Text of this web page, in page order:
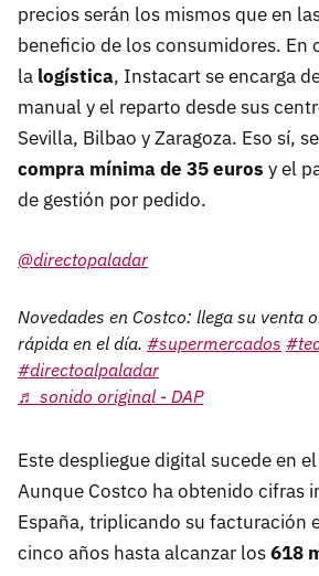
precios serán los mismos que en
beneficio de los consumidores. En
la logística, Instacart se encarga
manual y el reparto desde sus
Sevilla, Bilbao y Zaragoza. Eso sí,
compra mínima de 35 euros y el
de gestión por pedido.
@directopaladar
Novedades en Costco: llega su venta
rápida en el día. #supermercados
#directoalpaladar
♬ sonido original - DAP
Este despliegue digital sucede en
Aunque Costco ha obtenido cifras
España, triplicando su facturación
cinco años hasta alcanzar los618